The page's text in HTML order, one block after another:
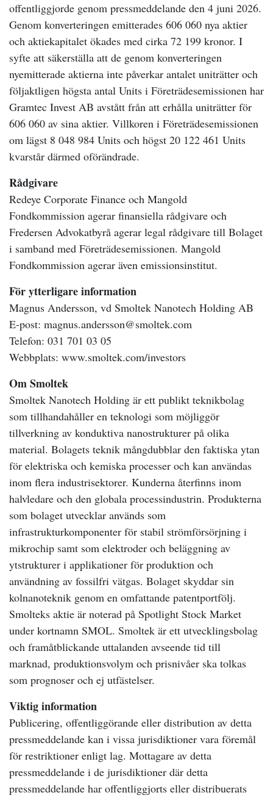
offentliggjorde genom pressmeddelande den 4 juni 2026.
Genom konverteringen emitterades 606 060 nya aktier
och aktiekapitalet ökades med cirka 72 199 kronor. I
syfte att säkerställa att de genom konverteringen
nyemitterade aktierna inte påverkar antalet uniträtter och
följaktligen högsta antal Units i Företrädesemissionen har
Gramtec Invest AB avstått från att erhålla uniträtter för
606 060 av sina aktier. Villkoren i Företrädesemissionen
om lägst 8 048 984 Units och högst 20 122 461 Units
kvarstår därmed oförändrade.
Rådgivare
Redeye Corporate Finance och Mangold
Fondkommission agerar finansiella rådgivare och
Fredersen Advokatbyrå agerar legal rådgivare till Bolaget
i samband med Företrädesemissionen. Mangold
Fondkommission agerar även emissionsinstitut.
För ytterligare information
Magnus Andersson, vd Smoltek Nanotech Holding AB
E-post: magnus.andersson@smoltek.com
Telefon: 031 701 03 05
Webbplats: www.smoltek.com/investors
Om Smoltek
Smoltek Nanotech Holding är ett publikt teknikbolag
som tillhandahåller en teknologi som möjliggör
tillverkning av konduktiva nanostrukturer på olika
material. Bolagets teknik mångdubblar den faktiska ytan
för elektriska och kemiska processer och kan användas
inom flera industrisektorer. Kunderna återfinns inom
halvledare och den globala processindustrin. Produkterna
som bolaget utvecklar används som
infrastrukturkomponenter för stabil strömförsörjning i
mikrochip samt som elektroder och beläggning av
ytstrukturer i applikationer för produktion och
användning av fossilfri vätgas. Bolaget skyddar sin
kolnanoteknik genom en omfattande patentportfölj.
Smolteks aktie är noterad på Spotlight Stock Market
under kortnamn SMOL. Smoltek är ett utvecklingsbolag
och framåtblickande uttalanden avseende tid till
marknad, produktionsvolym och prisnivåer ska tolkas
som prognoser och ej utfästelser.
Viktig information
Publicering, offentliggörande eller distribution av detta
pressmeddelande kan i vissa jurisdiktioner vara föremål
för restriktioner enligt lag. Mottagare av detta
pressmeddelande i de jurisdiktioner där detta
pressmeddelande har offentliggjorts eller distribuerats